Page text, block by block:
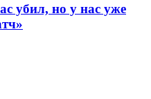
убил, но у нас уже